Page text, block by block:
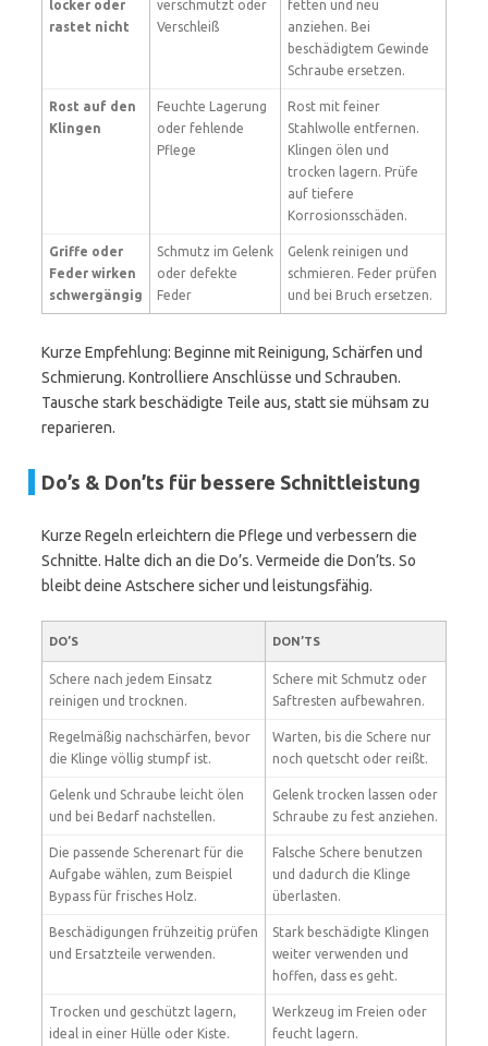
locker oder
rastet nicht
verschmutzt oder
Verschleiß
fetten und neu
anziehen. Bei
beschädigtem Gewinde
Schraube ersetzen.
Rost auf den
Klingen
Feuchte Lagerung
oder fehlende
Pflege
Rost mit feiner
Stahlwolle entfernen.
Klingen ölen und
trocken lagern. Prüfe
auf tiefere
Korrosionsschäden.
Griffe oder
Feder wirken
schwergängig
Schmutz im Gelenk
oder defekte
Feder
Gelenk reinigen und
schmieren. Feder prüfen
und bei Bruch ersetzen.
Kurze Empfehlung: Beginne mit Reinigung, Schärfen und
Schmierung. Kontrolliere Anschlüsse und Schrauben.
Tausche stark beschädigte Teile aus, statt sie mühsam zu
reparieren.
Do’s & Don’ts für bessere Schnittleistung
Kurze Regeln erleichtern die Pflege und verbessern die
Schnitte. Halte dich an die Do’s. Vermeide die Don’ts. So
bleibt deine Astschere sicher und leistungsfähig.
DO’S DON’TS
Schere nach jedem Einsatz
reinigen und trocknen.
Schere mit Schmutz oder
Saftresten aufbewahren.
Regelmäßig nachschärfen, bevor
die Klinge völlig stumpf ist.
Warten, bis die Schere nur
noch quetscht oder reißt.
Gelenk und Schraube leicht ölen
und bei Bedarf nachstellen.
Gelenk trocken lassen oder
Schraube zu fest anziehen.
Die passende Scherenart für die
Aufgabe wählen, zum Beispiel
Bypass für frisches Holz.
Falsche Schere benutzen
und dadurch die Klinge
überlasten.
Beschädigungen frühzeitig prüfen
und Ersatzteile verwenden.
Stark beschädigte Klingen
weiter verwenden und
hoffen, dass es geht.
Trocken und geschützt lagern,
ideal in einer Hülle oder Kiste.
Werkzeug im Freien oder
feucht lagern.